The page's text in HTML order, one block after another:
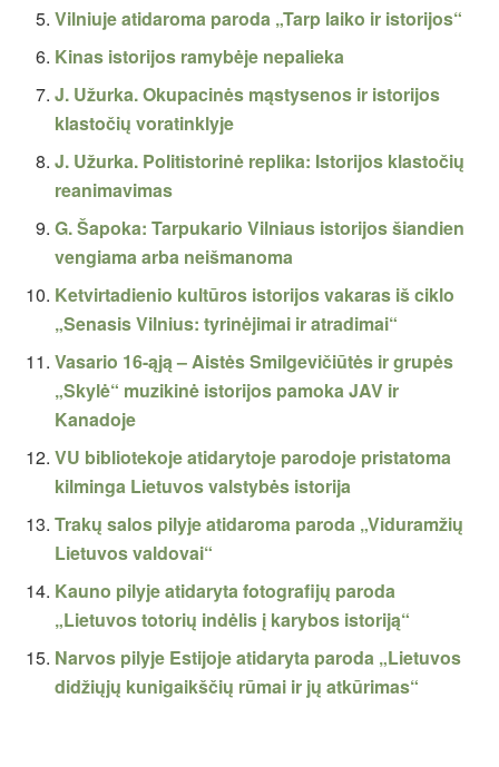
Vilniuje atidaroma paroda „Tarp laiko ir istorijos“
Kinas istorijos ramybėje nepalieka
J. Užurka. Okupacinės mąstysenos ir istorijos
klastočių voratinklyje
J. Užurka. Politistorinė replika: Istorijos klastočių
reanimavimas
G. Šapoka: Tarpukario Vilniaus istorijos šiandien
vengiama arba neišmanoma
Ketvirtadienio kultūros istorijos vakaras iš ciklo
„Senasis Vilnius: tyrinėjimai ir atradimai“
Vasario 16-ąją – Aistės Smilgevičiūtės ir grupės
„Skylė“ muzikinė istorijos pamoka JAV ir
Kanadoje
VU bibliotekoje atidarytoje parodoje pristatoma
kilminga Lietuvos valstybės istorija
Trakų salos pilyje atidaroma paroda „Viduramžių
Lietuvos valdovai“
Kauno pilyje atidaryta fotografijų paroda
„Lietuvos totorių indėlis į karybos istoriją“
Narvos pilyje Estijoje atidaryta paroda „Lietuvos
didžiųjų kunigaikščių rūmai ir jų atkūrimas“